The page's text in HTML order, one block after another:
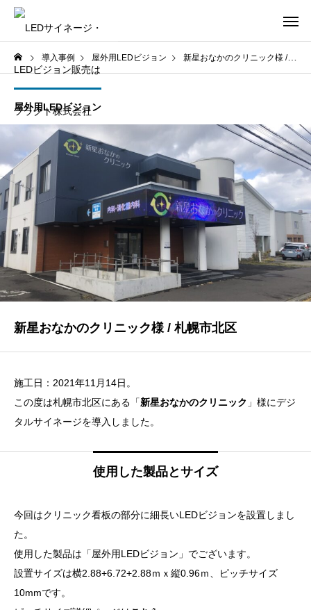
導入事例 屋外用LEDビジョン 新星おなかのクリニック様 / 札幌市北区
屋外用LEDビジョン
新星おなかのクリニック様 / 札幌市北区
施工日：2021年11月14日。
この度は札幌市北区にある「新星おなかのクリニック 」様にデジ
タルサイネージを導入しました。
使用した製品とサイズ
今回はクリニック看板の部分に細長いLEDビジョンを設置しまし
た。
使用した製品は「屋外用LEDビジョン」でございます。
設置サイズは横2.88+6.72+2.88ｍｘ縦0.96ｍ、ピッチサイズ
10mmです。